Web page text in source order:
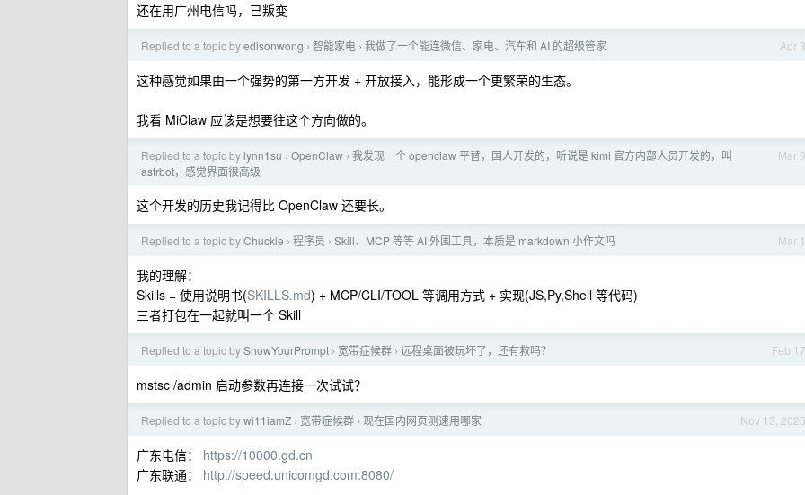
还在用广州电信吗，已叛变
Apr 3
Replied to a topic byedisonwong › 智能家电 › 我做了一个能连微信、家电、汽车和 AI 的超级管家
这种感觉如果由一个强势的第一方开发 + 开放接入，能形成一个更繁荣的生态。
我看 MiClaw 应该是想要往这个方向做的。
Mar 9
Replied to a topic by lynn1su › OpenClaw › 我发现一个 openclaw 平替，国人开发的，听说是 kimi 官方内部人员开发的，叫
astrbot，感觉界面很高级
这个开发的历史我记得比 OpenClaw 还要长。
Mar 1
Replied to a topic byChuckle › 程序员 › Skill、MCP 等等 AI 外围工具，本质是 markdown 小作文吗
我的理解：
Skills = 使用说明书(SKILLS.md) + MCP/CLI/TOOL 等调用方式 + 实现(JS,Py,Shell 等代码)
三者打包在一起就叫一个 Skill
Feb 17
Replied to a topic byShowYourPrompt › 宽带症候群 › 远程桌面被玩坏了，还有救吗？
mstsc /admin 启动参数再连接一次试试？
Nov 13, 2025
Replied to a topic bywi11iamZ › 宽带症候群 › 现在国内网页测速用哪家
广东电信： https://10000.gd.cn
广东联通： http://speed.unicomgd.com:8080/